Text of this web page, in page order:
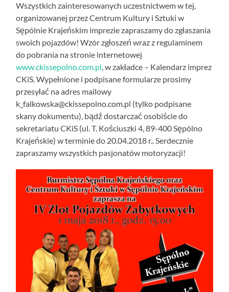
Wszystkich zainteresowanych uczestnictwem w tej,
organizowanej przez Centrum Kultury i Sztuki w
Sępólnie Krajeńskim imprezie zapraszamy do zgłaszania
swoich pojazdów! Wzór zgłoszeń wraz z regulaminem
do pobrania na stronie internetowej
www.ckissepolno.com.pl, w zakładce – Kalendarz imprez
CKiS. Wypełnione i podpisane formularze prosimy
przesyłać na adres mailowy
k_falkowska@ckissepolno.com.pl (tylko podpisane
skany dokumentu), bądź dostarczać osobiście do
sekretariatu CKiS (ul. T. Kościuszki 4, 89-400 Sępólno
Krajeńskie) w terminie do 20.04.2018 r.. Serdecznie
zapraszamy wszystkich pasjonatów motoryzacji!